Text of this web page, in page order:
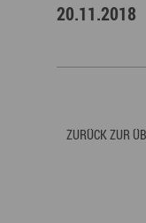
Strategie
20.11.2018
ZURÜCK ZUR